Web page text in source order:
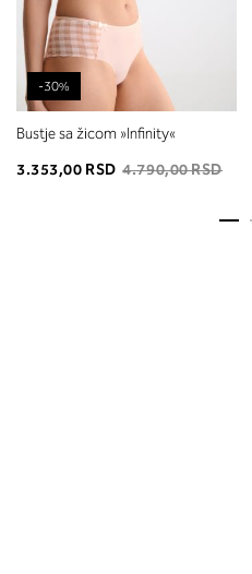
-30%
Bustje sa žicom »Infinity«
3.353,00 RSD 4.790,00 RSD